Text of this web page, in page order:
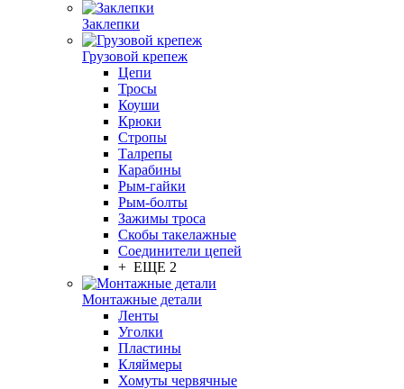
Заклепки
Грузовой крепеж
Цепи
Тросы
Коуши
Крюки
Стропы
Талрепы
Карабины
Рым-гайки
Рым-болты
Зажимы троса
Скобы такелажные
Соединители цепей
+ ЕЩЕ 2
Монтажные детали
Ленты
Уголки
Пластины
Кляймеры
Хомуты червячные